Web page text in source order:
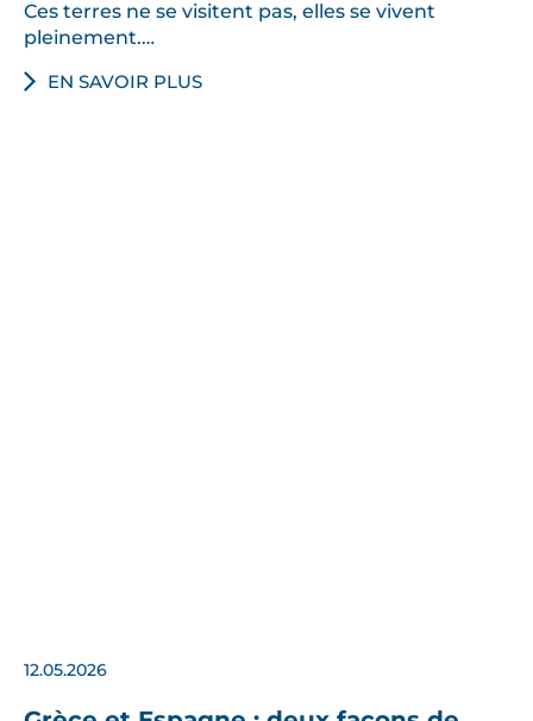
Ces terres ne se visitent pas, elles se vivent
pleinement.…
EN SAVOIR PLUS
12.05.2026